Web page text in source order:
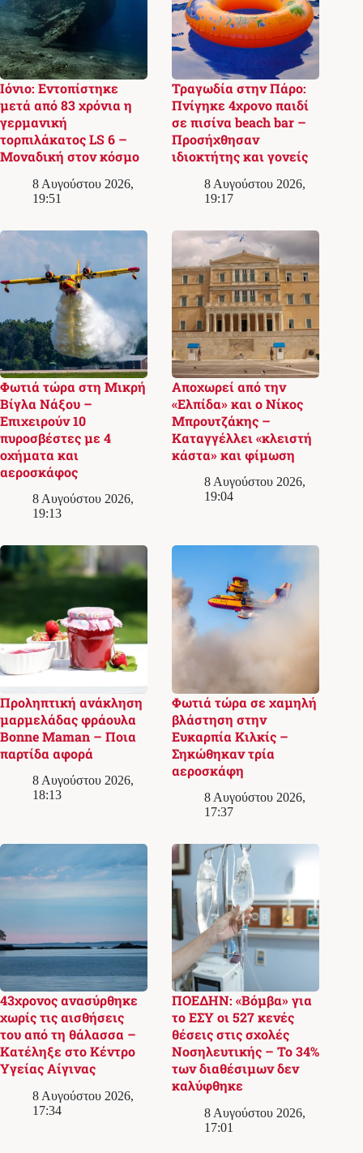
Ιόνιο: Εντοπίστηκε
μετά από 83 χρόνια η
γερμανική
τορπιλάκατος LS 6 –
Μοναδική στον κόσμο
8 Αυγούστου 2026,
19:51
Τραγωδία στην Πάρο:
Πνίγηκε 4χρονο παιδί
σε πισίνα beach bar –
Προσήχθησαν
ιδιοκτήτης και γονείς
8 Αυγούστου 2026,
19:17
Φωτιά τώρα στη Μικρή
Βίγλα Νάξου –
Επιχειρούν 10
πυροσβέστες με 4
οχήματα και
αεροσκάφος
8 Αυγούστου 2026,
19:13
Αποχωρεί από την
«Ελπίδα» και ο Νίκος
Μπρουτζάκης –
Καταγγέλλει «κλειστή
κάστα» και φίμωση
8 Αυγούστου 2026,
19:04
Προληπτική ανάκληση
μαρμελάδας φράουλα
Bonne Maman – Ποια
παρτίδα αφορά
8 Αυγούστου 2026,
18:13
Φωτιά τώρα σε χαμηλή
βλάστηση στην
Ευκαρπία Κιλκίς –
Σηκώθηκαν τρία
αεροσκάφη
8 Αυγούστου 2026,
17:37
43χρονος ανασύρθηκε
χωρίς τις αισθήσεις
του από τη θάλασσα –
Κατέληξε στο Κέντρο
Υγείας Αίγινας
8 Αυγούστου 2026,
17:34
ΠΟΕΔΗΝ: «Βόμβα» για
το ΕΣΥ οι 527 κενές
θέσεις στις σχολές
Νοσηλευτικής – Το 34%
των διαθέσιμων δεν
καλύφθηκε
8 Αυγούστου 2026,
17:01